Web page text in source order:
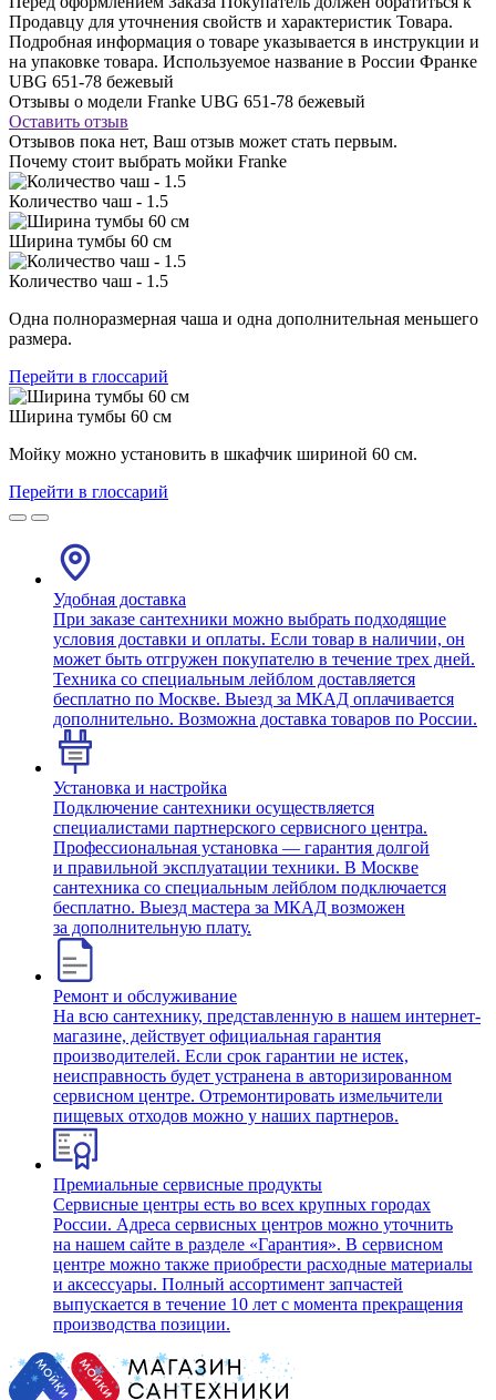
Продавцу для уточнения свойств и характеристик Товара.
Подробная информация о товаре указывается в инструкции и
на упаковке товара. Используемое название в России Франке
UBG 651-78 бежевый
Отзывы о модели Franke UBG 651-78 бежевый
Оставить отзыв
Отзывов пока нет, Ваш отзыв может стать первым.
Почему стоит выбрать мойки Franke
Количество чаш - 1.5
Ширина тумбы 60 см
Количество чаш - 1.5
Одна полноразмерная чаша и одна дополнительная меньшего
размера.
Перейти в глоссарий
Ширина тумбы 60 см
Мойку можно установить в шкафчик шириной 60 см.
Перейти в глоссарий
Удобная доставка
При заказе сантехники можно выбрать подходящие
условия доставки и оплаты. Если товар в наличии, он
может быть отгружен покупателю в течение трех дней.
Техника со специальным лейблом доставляется
бесплатно по Москве. Выезд за МКАД оплачивается
дополнительно. Возможна доставка товаров по России.
Установка и настройка
Подключение сантехники осуществляется
специалистами партнерского сервисного центра.
Профессиональная установка — гарантия долгой
и правильной эксплуатации техники. В Москве
сантехника со специальным лейблом подключается
бесплатно. Выезд мастера за МКАД возможен
за дополнительную плату.
Ремонт и обслуживание
На всю сантехнику, представленную в нашем интернет-
магазине, действует официальная гарантия
производителей. Если срок гарантии не истек,
неисправность будет устранена в авторизированном
сервисном центре. Отремонтировать измельчители
пищевых отходов можно у наших партнеров.
Премиальные сервисные продукты
Сервисные центры есть во всех крупных городах
России. Адреса сервисных центров можно уточнить
на нашем сайте в разделе «Гарантия». В сервисном
центре можно также приобрести расходные материалы
и аксессуары. Полный ассортимент запчастей
выпускается в течение 10 лет с момента прекращения
производства позиции.